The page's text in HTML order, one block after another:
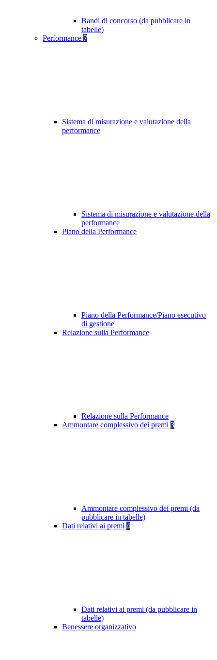
Bandi di concorso (da pubblicare in
tabelle)
Performance 7
Sistema di misurazione e valutazione della
performance
Sistema di misurazione e valutazione della
performance
Piano della Performance
Piano della Performance/Piano esecutivo
di gestione
Relazione sulla Performance
Relazione sulla Performance
Ammontare complessivo dei premi 3
Ammontare complessivo dei premi (da
pubblicare in tabelle)
Dati relativi ai premi 4
Dati relativi ai premi (da pubblicare in
tabelle)
Benessere organizzativo